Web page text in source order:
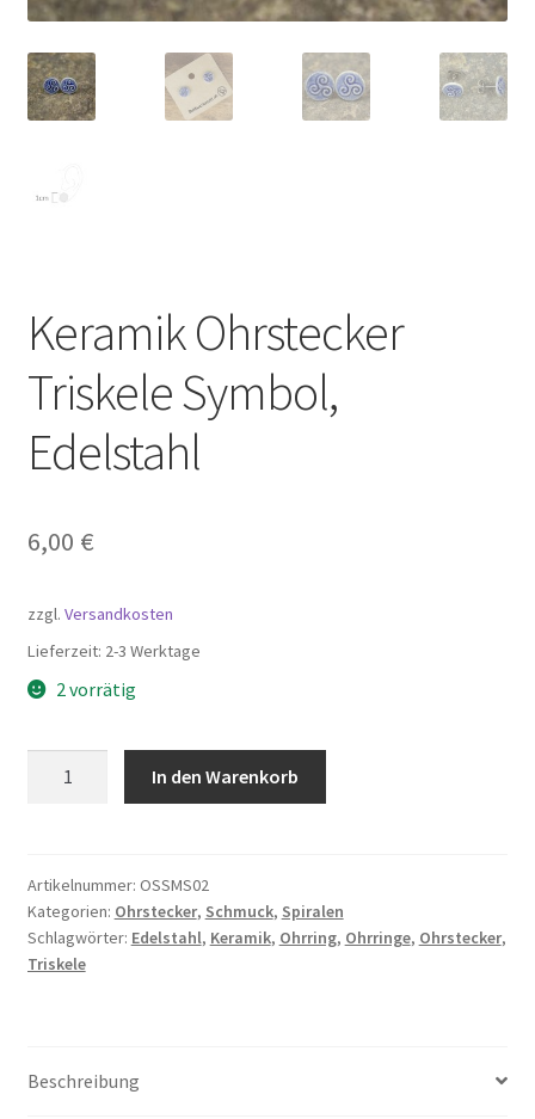
Keramik Ohrstecker
Triskele Symbol,
Edelstahl
6,00 €
zzgl. Versandkosten
Lieferzeit: 2-3 Werktage
2 vorrätig
Edelstahl
Menge
In den Warenkorb
Artikelnummer: OSSMS02
Kategorien: Ohrstecker, Schmuck, Spiralen
Schlagwörter: Edelstahl, Keramik, Ohrring, Ohrringe, Ohrstecker,
Triskele
Beschreibung